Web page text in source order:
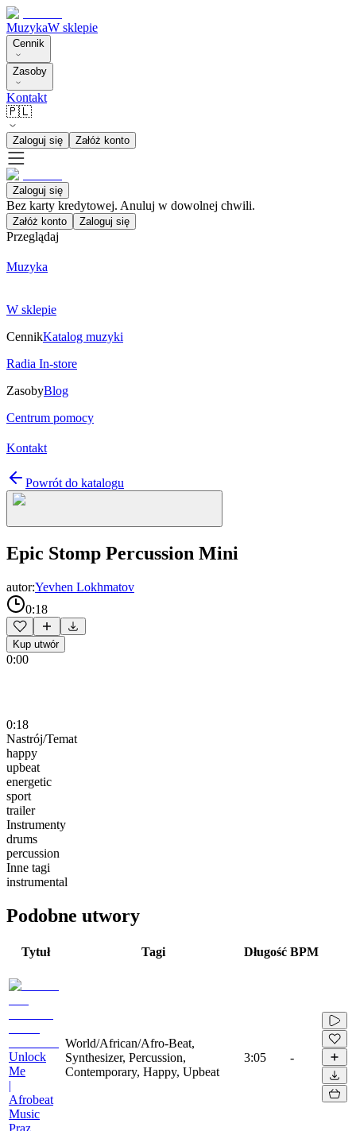
MuzykaW sklepie
Cennik
Zasoby
Kontakt
🇵🇱
Zaloguj się Załóż konto
Zaloguj się
Bez karty kredytowej. Anuluj w dowolnej chwili.
Załóż konto Zaloguj się
Przeglądaj
Muzyka
W sklepie
CennikKatalog muzyki
Radia In-store
ZasobyBlog
Centrum pomocy
Kontakt
Powrót do katalogu
Epic Stomp Percussion Mini
autor:Yevhen Lokhmatov
0:18
Kup utwór
0:00
0:18
Nastrój/Temat
happy
upbeat
energetic
sport
trailer
Instrumenty
drums
percussion
Inne tagi
instrumental
Podobne utwory
Tytuł Tagi Długość BPM
Unlock
Me
|
Afrobeat
Music
Praz
World/African/Afro-Beat,
Synthesizer, Percussion,
Contemporary, Happy, Upbeat
3:05 -